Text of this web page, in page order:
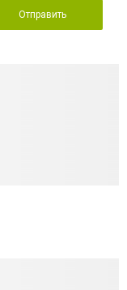
Отправить